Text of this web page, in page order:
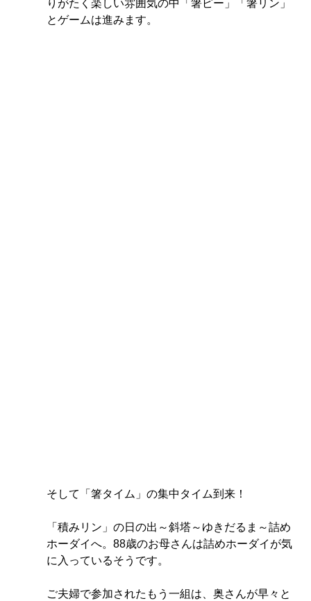
りがたく楽しい雰囲気の中「箸ピー」「箸リン」
とゲームは進みます。
そして「箸タイム」の集中タイム到来！
「積みリン」の日の出～斜塔～ゆきだるま～詰め
ホーダイへ。88歳のお母さんは詰めホーダイが気
に入っているそうです。
ご夫婦で参加されたもう一組は、奥さんが早々と